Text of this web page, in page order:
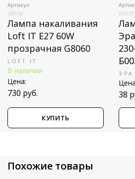
Артикул
G8060
Лампа накаливания
Loft IT E27 60W
прозрачная G8060
LOFT IT
В наличии
Цена:
730 руб.
КУПИТЬ
ЭРА
38
Похожие товары